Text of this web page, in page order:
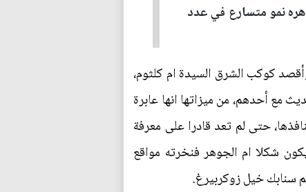
نمو متسارع في عدد
كوكب الشرق السيدة ام كلثوم،
مع أحدهم، من ميزاتها انها عابرة
حتى لم تعد قادرا على معرفة
شكلا ام الجوهر فنخرته مواقع
سنابك خيل زوكربيرغ.